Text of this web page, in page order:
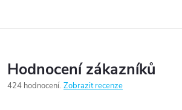
Hodnocení zákazníků
424 hodnocení Zobrazit recenze